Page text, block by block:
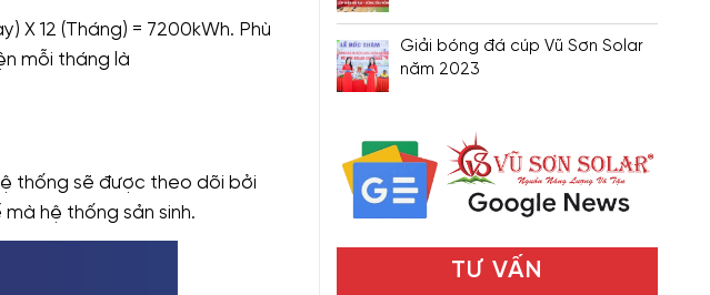
X 12 (Tháng) = 7200kWh. Phù
mỗi tháng là
thống sẽ được theo dõi bởi
hệ thống sản sinh.
Giải bóng đá cúp Vũ Sơn Solar
năm 2023
TƯ VẤN